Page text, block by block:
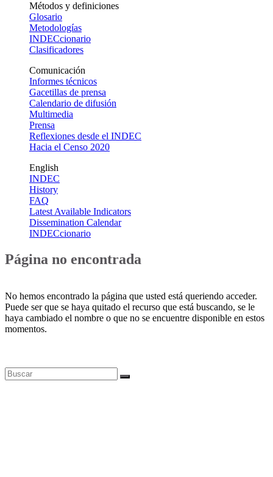
Métodos y definiciones
Glosario
Metodologías
INDECcionario
Clasificadores
Comunicación
Informes técnicos
Gacetillas de prensa
Calendario de difusión
Multimedia
Prensa
Reflexiones desde el INDEC
Hacia el Censo 2020
English
INDEC
History
FAQ
Latest Available Indicators
Dissemination Calendar
INDECcionario
Página no encontrada
No hemos encontrado la página que usted está queriendo acceder.
Puede ser que se haya quitado el recurso que está buscando, se le
haya cambiado el nombre o que no se encuentre disponible en estos
momentos.